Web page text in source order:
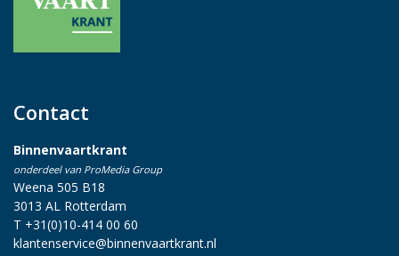
Contact
Binnenvaartkrant
onderdeel van ProMedia Group
Weena 505 B18
3013 AL Rotterdam
T +31(0)10-414 00 60
klantenservice@binnenvaartkrant.nl